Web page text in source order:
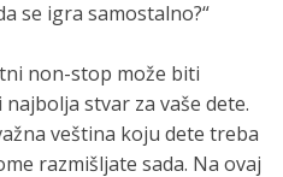
se igra samostalno?“
non-stop može biti
stvar za vaše dete.
veština koju dete treba
razmišljate sada. Na ovaj